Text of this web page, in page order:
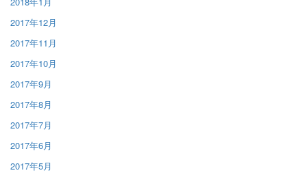
2017年12月
2017年11月
2017年10月
2017年9月
2017年8月
2017年7月
2017年6月
2017年5月